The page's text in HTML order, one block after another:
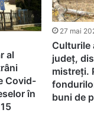
al
Covid-
în
27 mai
Culturile
județ,
mistreți.
buni de